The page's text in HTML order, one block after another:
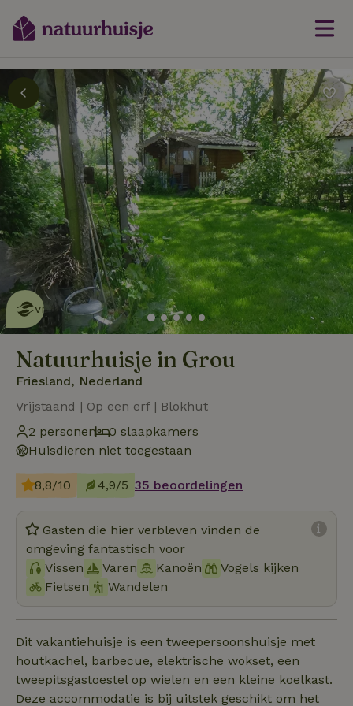
Dit natuurhuisje is eco-
vriendelijklees meer
Natuurhuisje in Grou
Friesland, Nederland
Vrijstaand | Op een erf | Blokhut
2 personen
0 slaapkamers
Huisdieren niet toegestaan
8,8/10 4,9/5 35 beoordelingen
Gasten die hier verbleven vinden de
omgeving fantastisch voor
Vissen
Varen Kanoën
Vogels kijken
Fietsen
Wandelen
Dit vakantiehuisje is een tweepersoonshuisje met
houtkachel, barbecue, elektrische wokset, een
tweepitsgastoestel op wielen en een kleine koelkast.
Deze accommodatie is bij uitstek geschikt om het